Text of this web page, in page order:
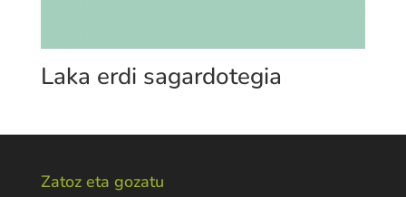
Laka erdi sagardotegia
Zatoz eta gozatu